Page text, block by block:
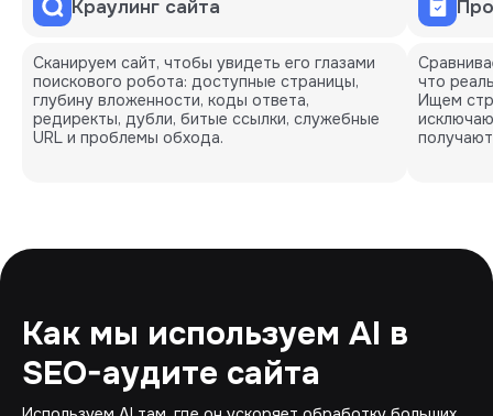
Краулинг сайта
Сканируем сайт, чтобы увидеть его глазами
поискового робота: доступные страницы,
глубину вложенности, коды ответа,
редиректы, дубли, битые ссылки, служебные
URL и проблемы обхода.
что
Ищем
Как мы используем AI в
SEO-аудите сайта